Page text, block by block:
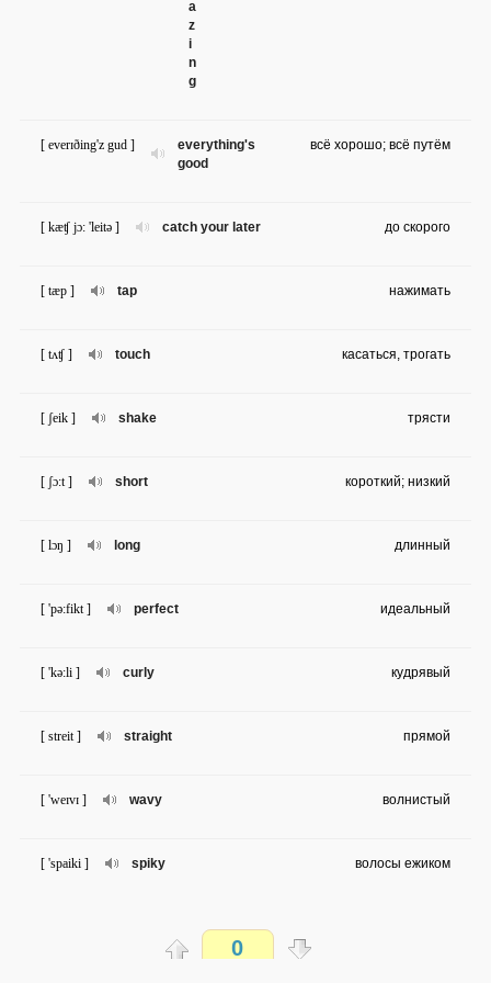
a
z
i
n
g
everything's
good
[ everɪðing'z gud ] всё хорошо; всё путём
catch your later
[ kæʧ jɔ: 'leitə ] до скорого
tap
[ tæp ] нажимать
touch
[ tʌʧ ] касаться, трогать
shake
[ ʃeik ] трясти
short
[ ʃɔ:t ] короткий; низкий
long
[ lɔŋ ] длинный
perfect
[ 'pə:fikt ] идеальный
curly
[ 'kə:li ] кудрявый
straight
[ streit ] прямой
wavy
[ 'weɪvɪ ] волнистый
spiky
[ 'spaiki ] волосы ежиком
0